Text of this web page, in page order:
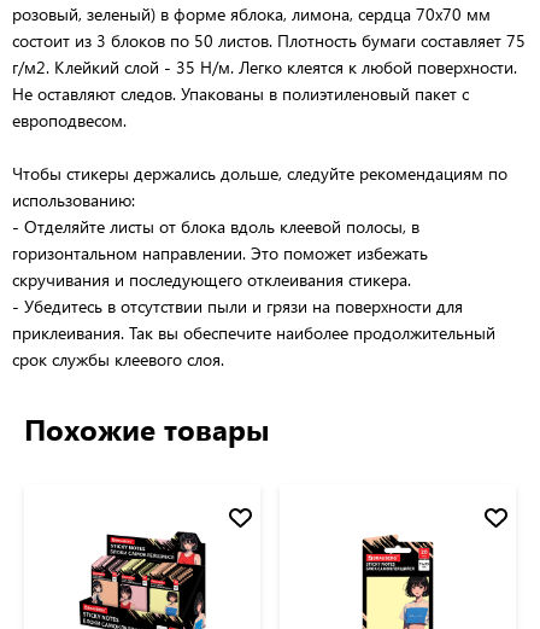
розовый, зеленый) в форме яблока, лимона, сердца 70х70 мм
состоит из 3 блоков по 50 листов. Плотность бумаги составляет 75
г/м2. Клейкий слой - 35 Н/м. Легко клеятся к любой поверхности.
Не оставляют следов. Упакованы в полиэтиленовый пакет с
европодвесом.
Чтобы стикеры держались дольше, следуйте рекомендациям по
использованию:
- Отделяйте листы от блока вдоль клеевой полосы, в
горизонтальном направлении. Это поможет избежать
скручивания и последующего отклеивания стикера.
- Убедитесь в отсутствии пыли и грязи на поверхности для
приклеивания. Так вы обеспечите наиболее продолжительный
срок службы клеевого слоя.
Похожие товары